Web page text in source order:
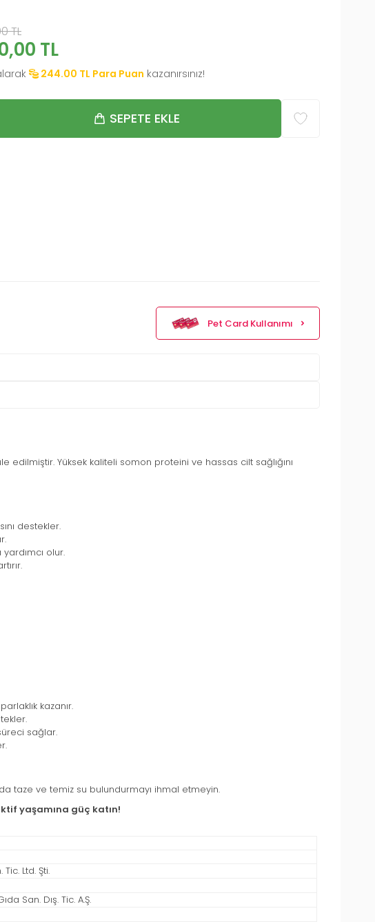
TL
TL
244.00 TL Para Puan kazanırsınız!
SEPETE EKLE
Pet Card Kullanımı
edilmiştir. Yüksek kaliteli somon proteini ve hassas cilt sağlığını
destekler.
olur.
kazanır.
sağlar.
taze ve temiz su bulundurmayı ihmal etmeyin.
yaşamına güç katın!
Ltd. Şti.
San. Dış. Tic. A.Ş.